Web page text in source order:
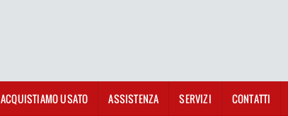
ACQUISTIAMO USATO ASSISTENZA SERVIZI CONTATTI